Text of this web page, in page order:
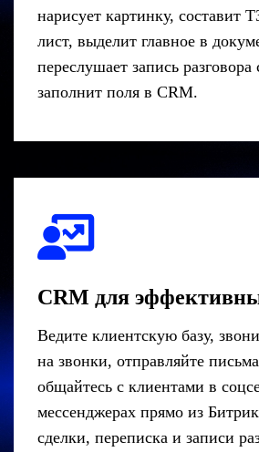
нарисует картинку, составит
лист, выделит главное в
переслушает запись
заполнит поля в CRM.
CRM для
Ведите клиентскую базу,
на звонки, отправляйте
общайтесь с клиентами в
мессенджерах прямо из
сделки, переписка и записи